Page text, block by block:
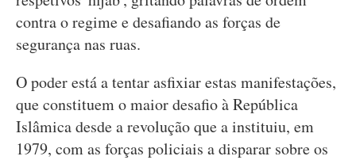
contra o regime e desafiando as forças de
segurança nas ruas.
O poder está a tentar asfixiar estas manifestações,
que constituem o maior desafio à República
Islâmica desde a revolução que a instituiu, em
1979, com as forças policiais a disparar sobre os